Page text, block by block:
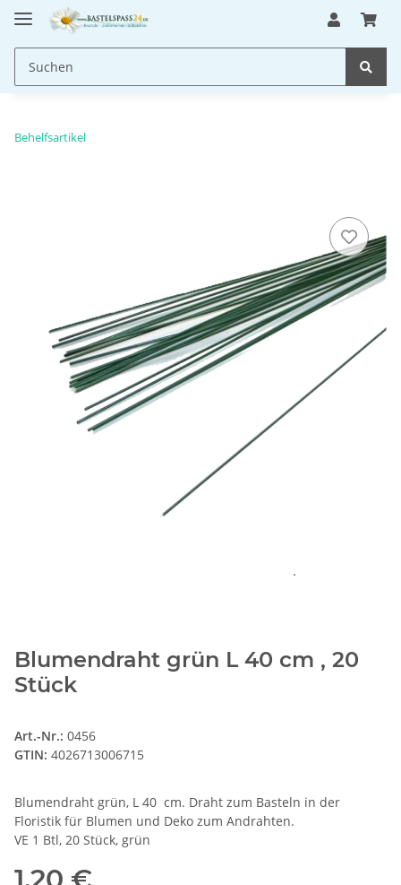
Behelfsartikel
Blumendraht grün L 40 cm , 20
Stück
Art.-Nr.: 0456
GTIN: 4026713006715
Blumendraht grün, L 40 cm. Draht zum Basteln in der
Floristik für Blumen und Deko zum Andrahten.
VE 1 Btl, 20 Stück, grün